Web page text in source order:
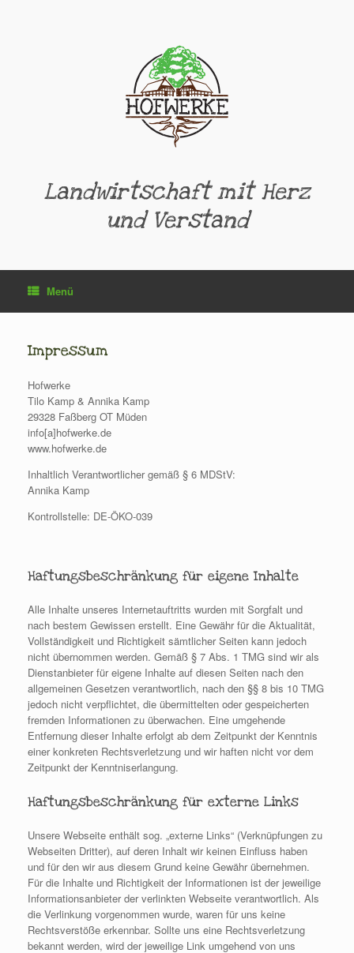
Landwirtschaft mit Herz
und Verstand
Menü
Impressum
Hofwerke
Tilo Kamp & Annika Kamp
29328 Faßberg OT Müden
info[a]hofwerke.de
www.hofwerke.de
Inhaltlich Verantwortlicher gemäß § 6 MDStV:
Annika Kamp
Kontrollstelle: DE-ÖKO-039
Haftungsbeschränkung für eigene Inhalte
Alle Inhalte unseres Internetauftritts wurden mit Sorgfalt und
nach bestem Gewissen erstellt. Eine Gewähr für die Aktualität,
Vollständigkeit und Richtigkeit sämtlicher Seiten kann jedoch
nicht übernommen werden. Gemäß § 7 Abs. 1 TMG sind wir als
Dienstanbieter für eigene Inhalte auf diesen Seiten nach den
allgemeinen Gesetzen verantwortlich, nach den §§ 8 bis 10 TMG
jedoch nicht verpflichtet, die übermittelten oder gespeicherten
fremden Informationen zu überwachen. Eine umgehende
Entfernung dieser Inhalte erfolgt ab dem Zeitpunkt der Kenntnis
einer konkreten Rechtsverletzung und wir haften nicht vor dem
Zeitpunkt der Kenntniserlangung.
Haftungsbeschränkung für externe Links
Unsere Webseite enthält sog. „externe Links“ (Verknüpfungen zu
Webseiten Dritter), auf deren Inhalt wir keinen Einfluss haben
und für den wir aus diesem Grund keine Gewähr übernehmen.
Für die Inhalte und Richtigkeit der Informationen ist der jeweilige
Informationsanbieter der verlinkten Webseite verantwortlich. Als
die Verlinkung vorgenommen wurde, waren für uns keine
Rechtsverstöße erkennbar. Sollte uns eine Rechtsverletzung
bekannt werden, wird der jeweilige Link umgehend von uns